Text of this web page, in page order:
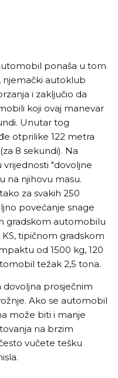
ponaša u tom
njemački autoklub
i zaključio da
koji ovaj manevar
Unutar tog
otprilike 122 metra
8 sekundi). Na
"dovoljne
na njihovu masu.
za svakih 250
povećanje snage
gradskom automobilu
tipičnom gradskom
od 1500 kg, 120
težak 2,5 tona.
dovoljna prosječnim
Ako se automobil
može biti i manje
na brzim
vučete tešku